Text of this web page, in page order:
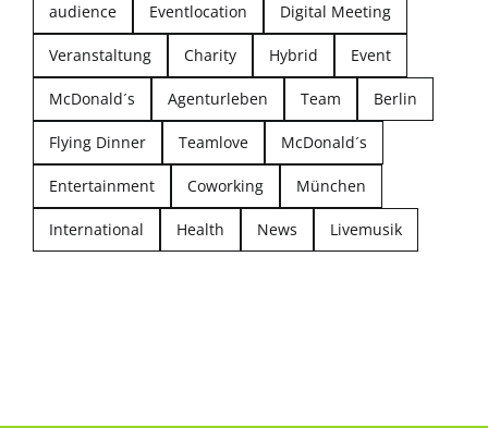
audience Eventlocation Digital Meeting
Veranstaltung Charity Hybrid Event
McDonald´s Agenturleben Team Berlin
Flying Dinner Teamlove McDonald´s
Entertainment Coworking München
International Health News Livemusik